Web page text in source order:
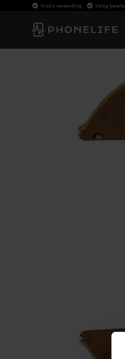
Gratis verzending Veilig